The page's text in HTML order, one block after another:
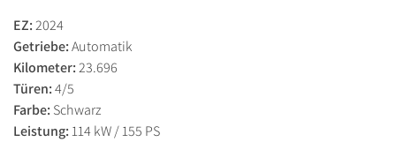
EZ:2024
Getriebe:Automatik
Kilometer:23.696
Türen:4/5
Farbe: Schwarz
Leistung: 114 kW / 155 PS